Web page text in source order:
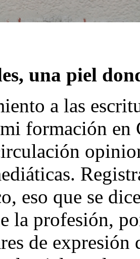
una piel
a las
formación en
eso que se
la profesión,
de expresión